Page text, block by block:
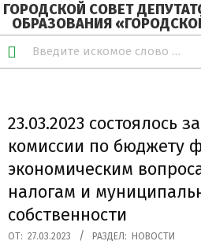
ГОРОДСКОЙ СОВЕТ
ОБРАЗОВАНИЯ
23.03.2023 состоялось
комиссии по бюджету
экономическим
налогам и
собственности
ОТ: 27.03.2023 РАЗДЕЛ: НОВОСТИ